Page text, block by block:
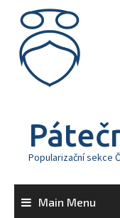
content
Popularizační sekce
Main Menu